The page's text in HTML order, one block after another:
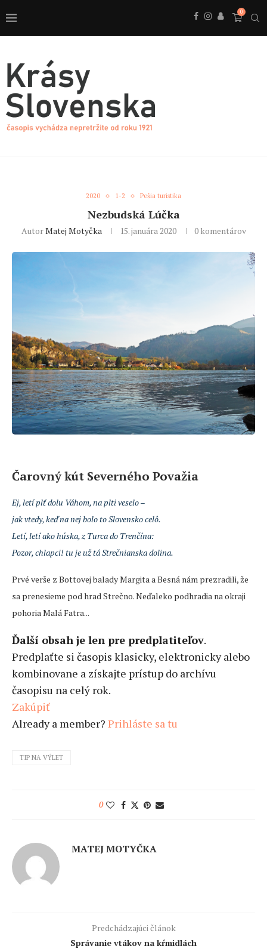
0
2020 1-2 Pešia turistika
Nezbudská Lúčka
AutorMatej Motyčka 15. januára 2020 0 komentárov
Čarovný kút Severného Považia
Ej, letí plť dolu Váhom, na plti veselo –
jak vtedy, keď na nej bolo to Slovensko celô.
Letí, letí ako húska, z Turca do Trenčína:
Pozor, chlapci! tu je už tá Strečnianska dolina.
Prvé verše z Bottovej balady Margita a Besná nám prezradili, že
sa prenesieme pod hrad Strečno. Neďaleko podhradia na okraji
pohoria Malá Fatra...
Ďalší obsah je len pre predplatiteľov.
Predplaťte si časopis klasicky, elektronicky alebo
kombinovane a získajte prístup do archívu
časopisu na celý rok.
Zakúpiť
Already a member? Prihláste sa tu
TIP NA VÝLET
0
MATEJ MOTYČKA
Predchádzajúci článok
Správanie vtákov na kŕmidlách